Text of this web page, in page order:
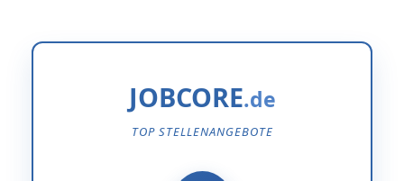
JOBCORE
TOP STELLENANGEBOTE